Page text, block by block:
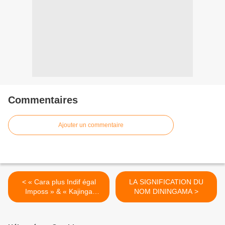
Commentaires
Ajouter un commentaire
< « Cara plus Indif égal
Imposs » & « Kajinga
Victorine », de Kallé Jeff,
LA SIGNIFICATION DU
NOM DININGAMA >